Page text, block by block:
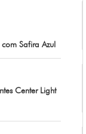
Safira Azul
Center Light